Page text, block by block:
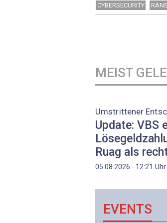
CYBERSECURITY
MEIST
Umstrittener
Update: VBS
Ruag als
05.08.2026 - 12:21 Uhr
EVENTS